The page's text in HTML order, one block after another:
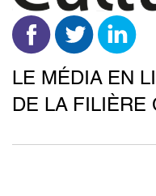
LE MÉDIA EN
DE LA FILIÈRE